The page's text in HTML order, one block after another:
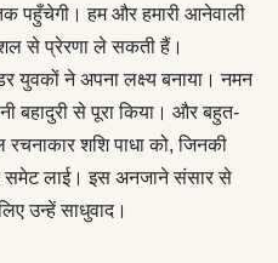
पहुँचेगी। हम और हमारी आनेवाली
से प्रेरणा ले सकती हैं।
युवकों ने अपना लक्ष्य बनाया। नमन
बहादुरी से पूरा किया। और बहुत-
शशि पाधा को, जिनकी
लाई। इस अनजाने संसार से
उन्हें साधुवाद।